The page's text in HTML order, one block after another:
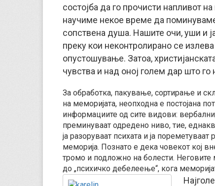
состојба да го прочисти напливот
научиме некое време да
сопствена душа. Нашите очи, уши и
преку кои неконтролирано се
опустошување. Затоа,
чувства и над оној голем дар што го
За обработка, пакување, сортирање и
на меморијата, неопходна е постојана
информациите од сите видови:
преминуваат одредено ниво, тие,
ја разоруваат психата и ја
меморија. Познато е дека човекот кој
тромо и подложно на болести. Неговите
до „психичко дебелеење“, кога